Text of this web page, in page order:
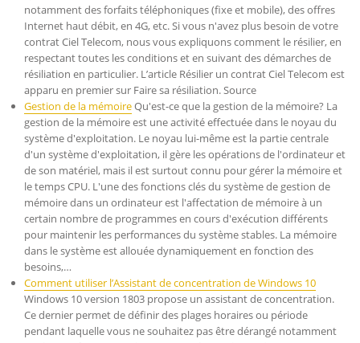
notamment des forfaits téléphoniques (fixe et mobile), des offres
Internet haut débit, en 4G, etc. Si vous n'avez plus besoin de votre
contrat Ciel Telecom, nous vous expliquons comment le résilier, en
respectant toutes les conditions et en suivant des démarches de
résiliation en particulier. L’article Résilier un contrat Ciel Telecom est
apparu en premier sur Faire sa résiliation. Source
Gestion de la mémoireQu'est-ce que la gestion de la mémoire? La
gestion de la mémoire est une activité effectuée dans le noyau du
système d'exploitation. Le noyau lui-même est la partie centrale
d'un système d'exploitation, il gère les opérations de l'ordinateur et
de son matériel, mais il est surtout connu pour gérer la mémoire et
le temps CPU. L'une des fonctions clés du système de gestion de
mémoire dans un ordinateur est l'affectation de mémoire à un
certain nombre de programmes en cours d'exécution différents
pour maintenir les performances du système stables. La mémoire
dans le système est allouée dynamiquement en fonction des
besoins,…
Comment utiliser l’Assistant de concentration de Windows 10
Windows 10 version 1803 propose un assistant de concentration.
Ce dernier permet de définir des plages horaires ou période
pendant laquelle vous ne souhaitez pas être dérangé notamment